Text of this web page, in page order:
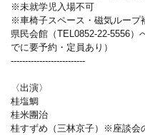
※未就学児入場不可
※車椅子スペース・磁気ループ
県民会館（TEL0852-22-5556）
でに要予約・定員あり）
--------------------------
〈出演〉
桂塩鯛
桂米團治
桂すずめ（三林京子）※座談会